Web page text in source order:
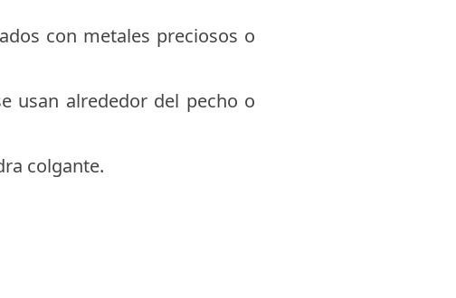
con metales preciosos o
usan alrededor del pecho o
colgante.